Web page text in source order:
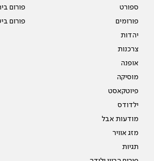
ספורט
פורומים
יהדות
צרכנות
אופנה
מוסיקה
פיוטקאסט
ילדודס
מודעות אבל
מזג אוויר
תגיות
פורום
פורום